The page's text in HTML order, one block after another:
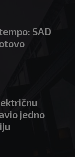
SAD
jedno